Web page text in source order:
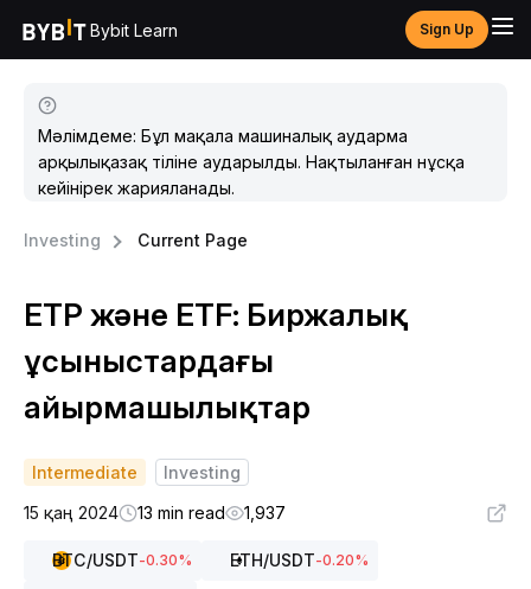
Bybit Learn Sign Up
Мәлімдеме: Бұл мақала машиналық аударма
арқылықазақ тіліне аударылды. Нақтыланған нұсқа
кейінірек жарияланады.
Investing Current Page
ETP және ETF: Биржалық
ұсыныстардағы
айырмашылықтар
Intermediate
Investing
15 қаң 2024
13 min read 1,937
BTC/USDT-0.30% ETH/USDT-0.20%